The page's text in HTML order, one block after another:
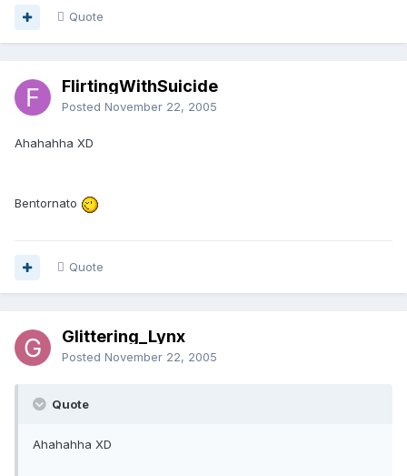
Quote
FlirtingWithSuicide
Posted November 22, 2005
Ahahahha XD
Bentornato
Quote
Glittering_Lynx
Posted November 22, 2005
Quote
Ahahahha XD